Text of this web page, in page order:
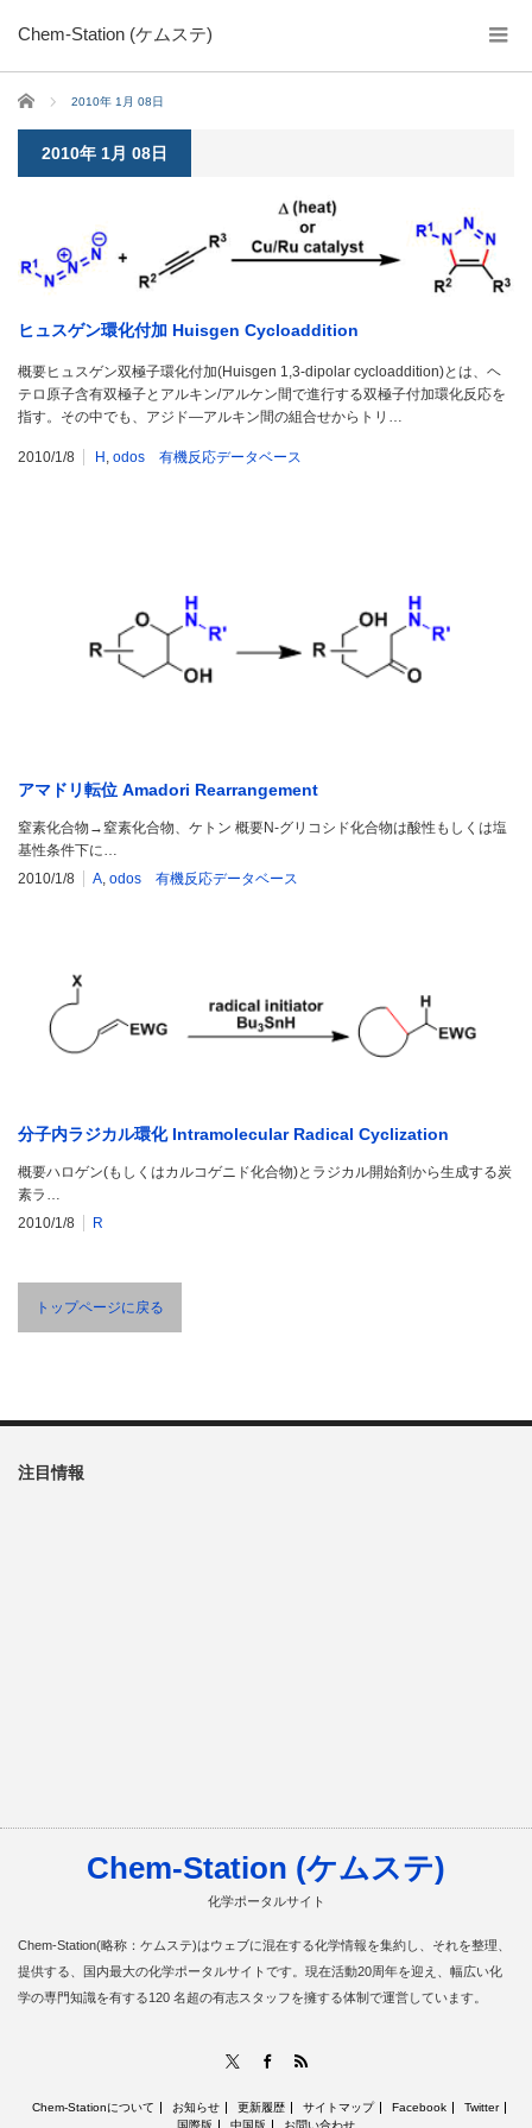
Chem-Station (ケムステ)
ホーム 2010年 1月 08日
2010年 1月 08日
ヒュスゲン環化付加 Huisgen Cycloaddition
概要ヒュスゲン双極子環化付加(Huisgen 1,3-dipolar cycloaddition)とは、ヘ
テロ原子含有双極子とアルキン/アルケン間で進行する双極子付加環化反応を
指す。その中でも、アジド―アルキン間の組合せからトリ…
2010/1/8 H , odos 有機反応データベース
アマドリ転位 Amadori Rearrangement
窒素化合物→窒素化合物、ケトン 概要N-グリコシド化合物は酸性もしくは塩
基性条件下に…
2010/1/8
A, odos 有機反応データベース
分子内ラジカル環化 Intramolecular Radical Cyclization
概要ハロゲン(もしくはカルコゲニド化合物)とラジカル開始剤から生成する炭
素ラ…
2010/1/8
R
トップページに戻る
注目情報
Chem-Station (ケムステ)
化学ポータルサイト
Chem-Station(略称：ケムステ)はウェブに混在する化学情報を集約し、それを整理、
提供する、国内最大の化学ポータルサイトです。現在活動20周年を迎え、幅広い化
学の専門知識を有する120 名超の有志スタッフを擁する体制で運営しています。
Facebook
Chem-Stationについて お知らせ 更新履歴 サイトマップ Facebook
Twitter
国際版
中国版 お問い合わせ